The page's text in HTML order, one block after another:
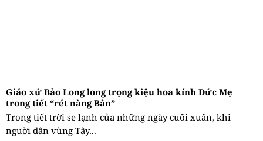
Giáo xứ Bảo Long long trọng kiệu hoa kính Đức Mẹ
trong tiết “rét nàng Bân”
Trong tiết trời se lạnh của những ngày cuối xuân, khi
người dân vùng Tây...